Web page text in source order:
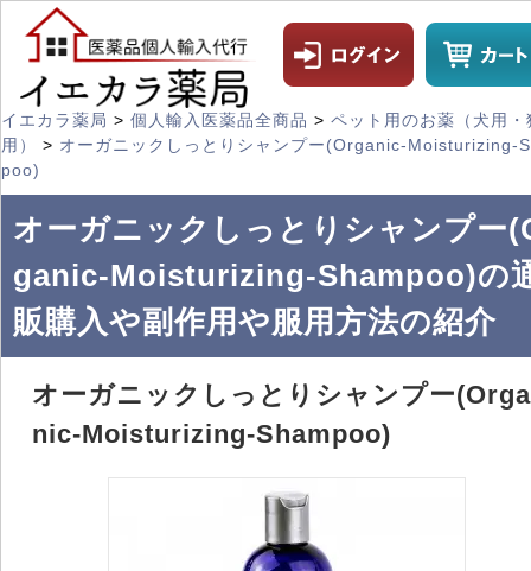
イエカラ薬局 > 個人輸入医薬品全商品 > ペット用のお薬（犬用・
用）
> オーガニックしっとりシャンプー(Organic-Moisturizing-
poo)
オーガニックしっとりシャンプー
ganic-Moisturizing-Shampoo)の
販購入や副作用や服用方法の紹介
オーガニックしっとりシャンプー(Orga
nic-Moisturizing-Shampoo)